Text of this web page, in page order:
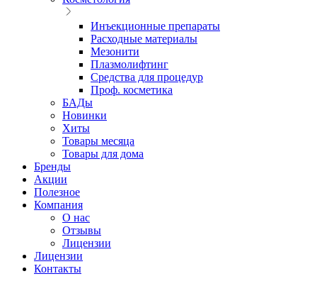
Инъекционные препараты
Расходные материалы
Мезонити
Плазмолифтинг
Средства для процедур
Проф. косметика
БАДы
Новинки
Хиты
Товары месяца
Товары для дома
Бренды
Акции
Полезное
Компания
О нас
Отзывы
Лицензии
Лицензии
Контакты